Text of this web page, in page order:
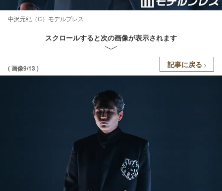
中沢元紀（C）モデルプレス
スクロールすると次の画像が表示されます
( 画像9/13 ) 記事に戻る